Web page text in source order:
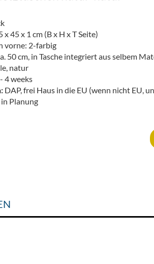
x 45 x 1 cm (B x H x T Seite)
vorne: 2-farbig
50 cm, in Tasche integriert aus selbem
natur
4 weeks
DAP, frei Haus in die EU (wenn nicht EU,
Planung